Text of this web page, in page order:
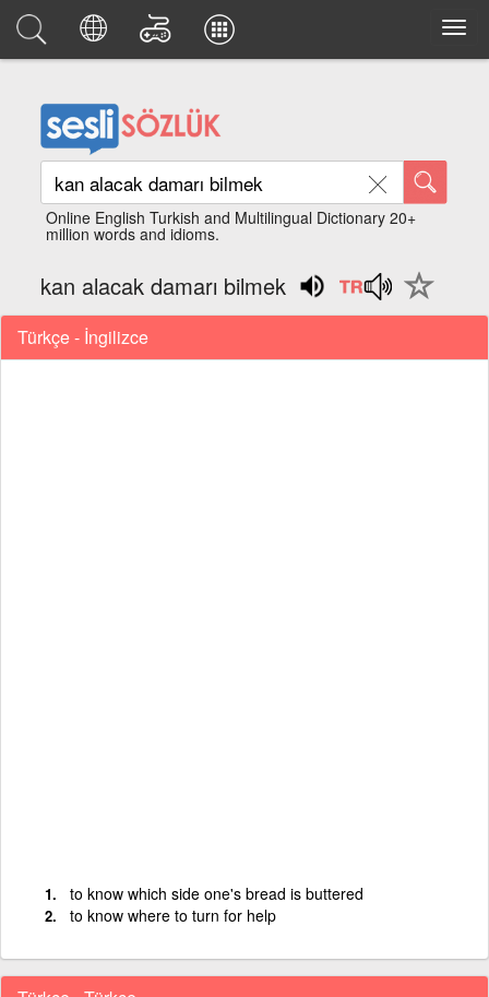
Online English Turkish and Multilingual Dictionary 20+
million words and idioms.
kan alacak damarı bilmek
Türkçe - İngilizce
to know which side one's bread is buttered
to know where to turn for help